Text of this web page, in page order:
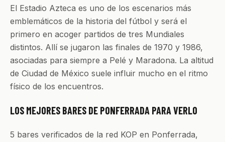
El Estadio Azteca es uno de los escenarios más
emblemáticos de la historia del fútbol y será el
primero en acoger partidos de tres Mundiales
distintos. Allí se jugaron las finales de 1970 y 1986,
asociadas para siempre a Pelé y Maradona. La altitud
de Ciudad de México suele influir mucho en el ritmo
físico de los encuentros.
LOS MEJORES BARES DE PONFERRADA PARA VERLO
5 bares verificados de la red KOP en Ponferrada,